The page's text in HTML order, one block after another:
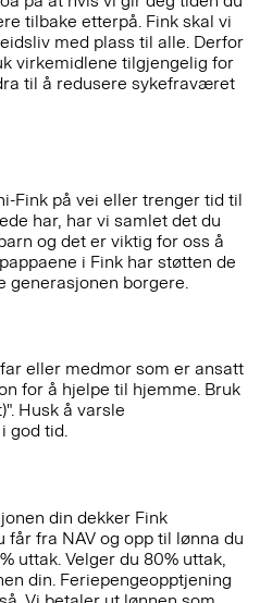
tilbake etterpå. Fink skal vi
med plass til alle. Derfor
virkemidlene tilgjengelig for
til å redusere sykefraværet
Fink på vei eller trenger tid til
har, har vi samlet det du
og det er viktig for oss å
i Fink har støtten de
generasjonen borgere.
eller medmor som er ansatt
for å hjelpe til hjemme. Bruk
Husk å varsle
god tid.
din dekker Fink
fra NAV og opp til lønna du
uttak. Velger du 80% uttak,
din. Feriepengeopptjening